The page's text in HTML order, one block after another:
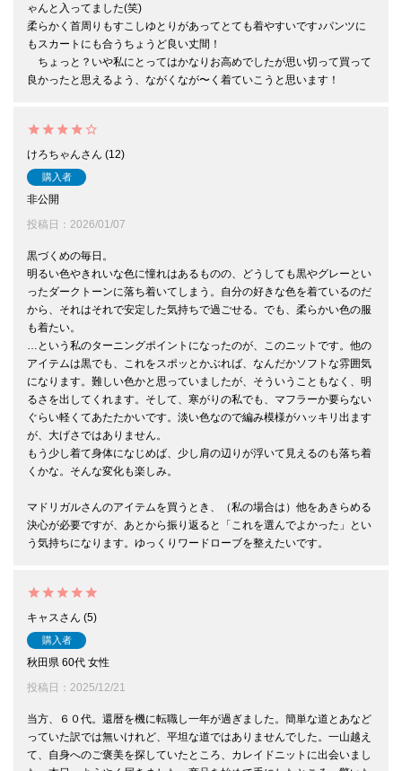
ゃんと入ってました(笑)
柔らかく首周りもすこしゆとりがあってとても着やすいです♪パンツに
もスカートにも合うちょうど良い丈間！
ちょっと？いや私にとってはかなりお高めでしたが思い切って買って
良かったと思えるよう、ながくなが〜く着ていこうと思います！
けろちゃん 12
購入者
非公開
投稿日
2026/01/07
黒づくめの毎日。
明るい色やきれいな色に憧れはあるものの、どうしても黒やグレーとい
ったダークトーンに落ち着いてしまう。自分の好きな色を着ているのだ
から、それはそれで安定した気持ちで過ごせる。でも、柔らかい色の服
も着たい。
…という私のターニングポイントになったのが、このニットです。他の
アイテムは黒でも、これをスポッとかぶれば、なんだかソフトな雰囲気
になります。難しい色かと思っていましたが、そういうこともなく、明
るさを出してくれます。そして、寒がりの私でも、マフラーか要らない
ぐらい軽くてあたたかいです。淡い色なので編み模様がハッキリ出ます
が、大げさではありません。
もう少し着て身体になじめば、少し肩の辺りが浮いて見えるのも落ち着
くかな。そんな変化も楽しみ。
マドリガルさんのアイテムを買うとき、（私の場合は）他をあきらめる
決心が必要ですが、あとから振り返ると「これを選んでよかった」とい
う気持ちになります。ゆっくりワードローブを整えたいです。
キャス 5
購入者
秋田県 60代 女性
投稿日
2025/12/21
当方、６０代。還暦を機に転職し一年が過ぎました。簡単な道とあなど
っていた訳では無いけれど、平坦な道ではありませんでした。一山越え
て、自身へのご褒美を探していたところ、カレイドニットに出会いまし